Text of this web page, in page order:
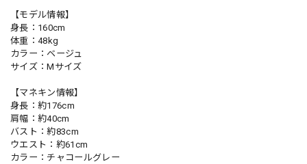
【モデル情報】
身長：160cm
体重：48kg
カラー：ベージュ
サイズ：Mサイズ
【マネキン情報】
身長：約176cm
肩幅：約40cm
バスト：約83cm
ウエスト：約61cm
カラー：チャコールグレー